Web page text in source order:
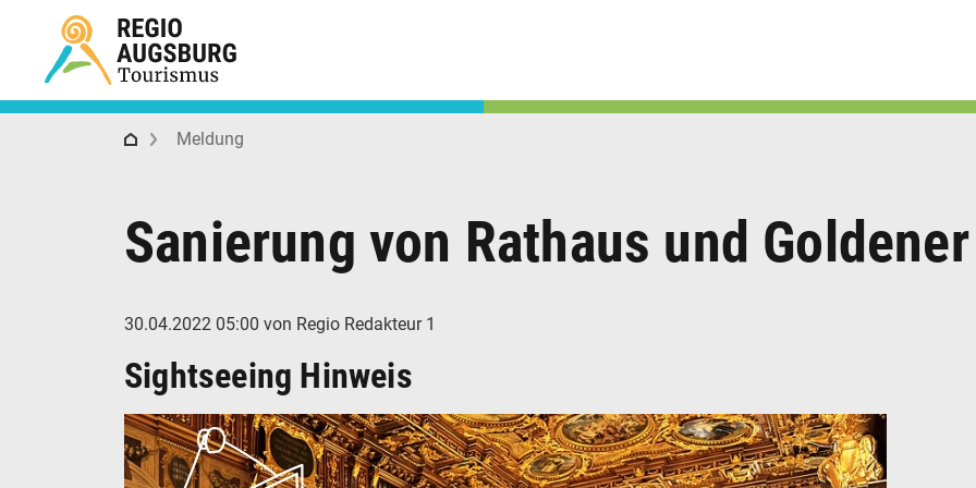
Regio Augsburg Tourismus
Meldung
Sanierung von Rathaus und
30.04.2022 05:00 von Regio Redakteur 1
Sightseeing Hinweis